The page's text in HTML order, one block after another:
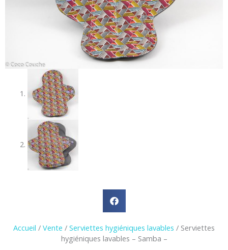
Accueil / Vente / Serviettes hygiéniques lavables / Serviettes
hygiéniques lavables – Samba –